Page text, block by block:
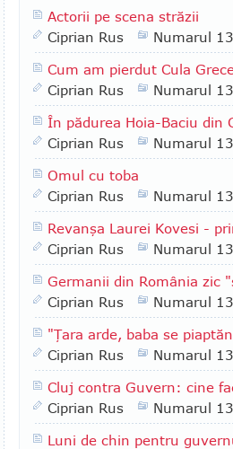
Actorii pe scena străzii
Ciprian Rus
Numarul
Cum am pierdut Cula
Ciprian Rus
Numarul
În pădurea Hoia-Baciu din
Ciprian Rus
Numarul
Omul cu toba
Ciprian Rus
Numarul
Revanşa Laurei Kovesi -
Ciprian Rus
Numarul
Germanii din România zic
Ciprian Rus
Numarul
"Ţara arde, baba se
Ciprian Rus
Numarul
Cluj contra Guvern: cine
Ciprian Rus
Numarul
Luni de chin pentru